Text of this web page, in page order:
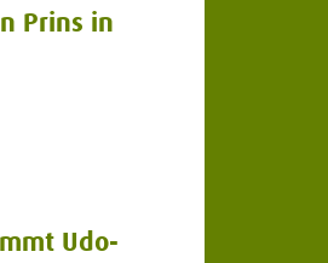
Prins in
Udo-